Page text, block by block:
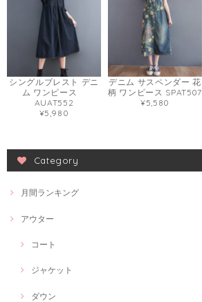
シングルブレスト デニ
ム ワンピース
AUAT552
¥5,980
デニム サスペンダー 花
柄 ワンピース SPAT507
¥5,580
Category
月間ランキング
アウター
コート
ジャケット
ダウン